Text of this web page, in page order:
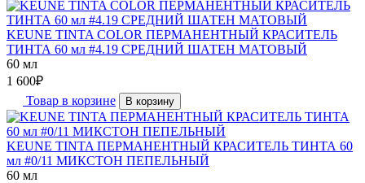
KEUNE TINTA COLOR ПЕРМАНЕНТНЫЙ КРАСИТЕЛЬ
ТИНТА 60 мл #4.19 СРЕДНИЙ ШАТЕН МАТОВЫЙ
60 мл
1 600₽
Товар в корзине
В корзину
KEUNE TINTA ПЕРМАНЕНТНЫЙ КРАСИТЕЛЬ ТИНТА 60
мл #0/11 МИКСТОН ПЕПЕЛЬНЫЙ
60 мл